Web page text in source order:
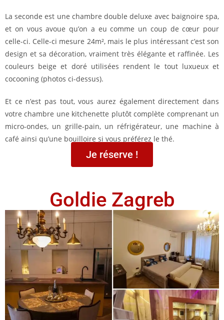
La seconde est une chambre double deluxe avec baignoire spa,
et on vous avoue qu’on a eu comme un coup de cœur pour
celle-ci. Celle-ci mesure 24m², mais le plus intéressant c’est son
design et sa décoration, vraiment très élégante et raffinée. Les
couleurs beige et doré utilisées rendent le tout luxueux et
cocooning (photos ci-dessus).
Et ce n’est pas tout, vous aurez également directement dans
votre chambre une kitchenette plutôt complète comprenant un
micro-ondes, un grille-pain, un réfrigérateur, une machine à
café ainsi qu’une bouilloire si vous préférez le thé.
Je réserve !
Goldie Zagreb